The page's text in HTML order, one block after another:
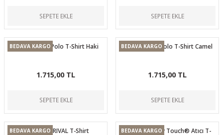
SEPETE EKLE SEPETE EKLE
BEDAVA KARGO
Casual Ryker Polo T-Shirt Haki
1.715,00 TL
SEPETE EKLE
BEDAVA KARGO
Casual Ryker Polo T-Shirt Camel
1.715,00 TL
SEPETE EKLE
BEDAVA KARGO
CANiK SFx RIVAL T-Shirt BEDAVA KARGO
MECANIK® Dry Touch® Atıcı T-